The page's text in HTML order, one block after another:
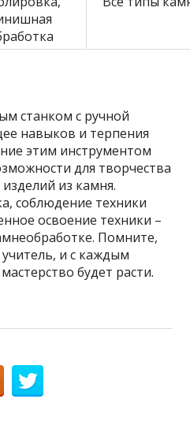
станком с ручной
навыков и терпения
этим инструментом
для творчества
из камня.
соблюдение техники
освоение техники –
Помните,
и с каждым
будет расти.